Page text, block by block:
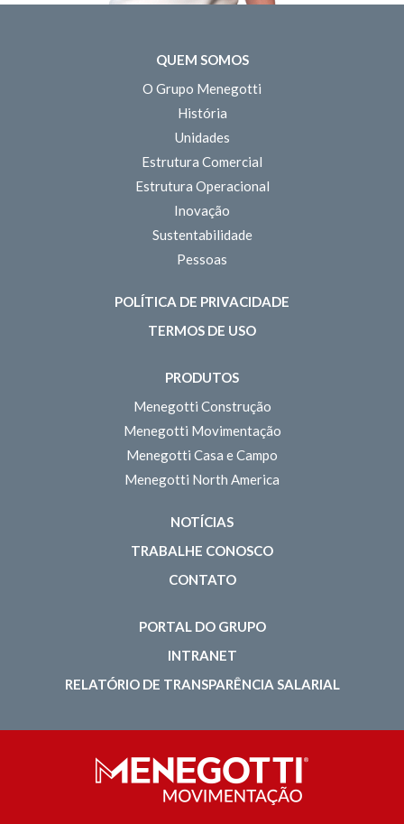
QUEM SOMOS
O Grupo Menegotti
História
Unidades
Estrutura Comercial
Estrutura Operacional
Inovação
Sustentabilidade
Pessoas
POLÍTICA DE PRIVACIDADE
TERMOS DE USO
PRODUTOS
Menegotti Construção
Menegotti Movimentação
Menegotti Casa e Campo
Menegotti North America
NOTÍCIAS
TRABALHE CONOSCO
CONTATO
PORTAL DO GRUPO
INTRANET
RELATÓRIO DE TRANSPARÊNCIA SALARIAL